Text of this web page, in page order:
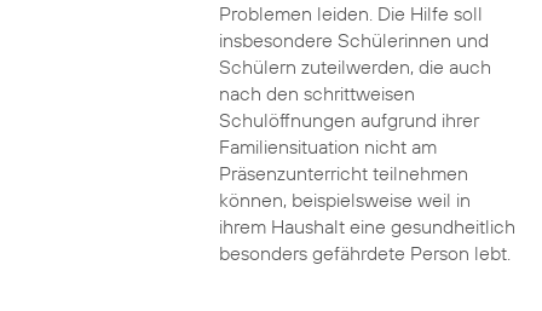
Problemen leiden. Die Hilfe soll
insbesondere Schülerinnen und
Schülern zuteilwerden, die auch
nach den schrittweisen
Schulöffnungen aufgrund ihrer
Familiensituation nicht am
Präsenzunterricht teilnehmen
können, beispielsweise weil in
ihrem Haushalt eine gesundheitlich
besonders gefährdete Person lebt.